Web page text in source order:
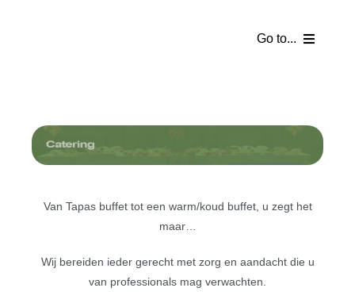
Go to...
Webshop
Catering
Van Tapas buffet tot een warm/koud buffet, u zegt het
maar…
Wij bereiden ieder gerecht met zorg en aandacht die u
van professionals mag verwachten.